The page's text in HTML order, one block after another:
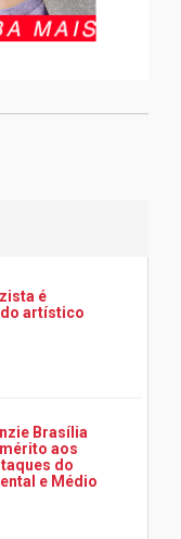
é
artístico
Brasília
aos
do
e Médio